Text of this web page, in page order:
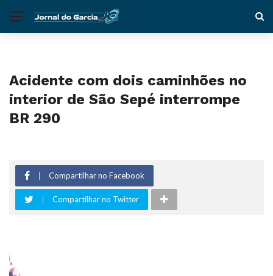
Acidente com dois caminhões no
interior de São Sepé interrompe
BR 290
Compartilhar no Facebook
Compartilhar no Twitter